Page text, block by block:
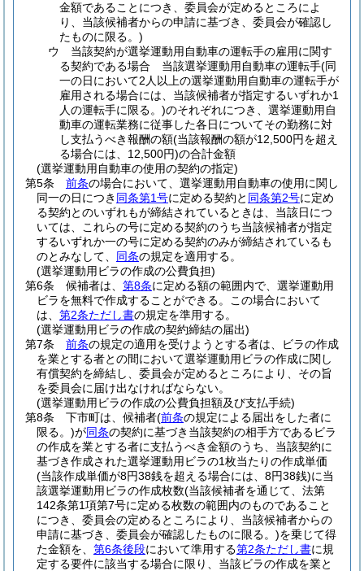
金額であることにつき、委員会が定めるところによ
り、当該候補者からの申請に基づき、委員会が確認し
たものに限る。)
ウ
当該契約が選挙運動用自動車の運転手の雇用に関す
る契約である場合 当該選挙運動用自動車の運転手(同
一の日において2人以上の選挙運動用自動車の運転手が
雇用される場合には、当該候補者が指定するいずれか1
人の運転手に限る。)のそれぞれにつき、選挙運動用自
動車の運転業務に従事した各日についてその勤務に対
し支払うべき報酬の額(当該報酬の額が12,500円を超え
る場合には、12,500円)の合計金額
(選挙運動用自動車の使用の契約の指定)
第5条
前条の場合において、選挙運動用自動車の使用に関し
同一の日につき 同条第1号に定める契約と 同条第2号に定め
る契約とのいずれもが締結されているときは、当該日につ
いては、これらの号に定める契約のうち当該候補者が指定
するいずれか一の号に定める契約のみが締結されているも
のとみなして、 同条の規定を適用する。
(選挙運動用ビラの作成の公費負担)
第6条
候補者は、 第8条に定める額の範囲内で、選挙運動用
ビラを無料で作成することができる。
この場合において
は、 第2条ただし書の規定を準用する。
(選挙運動用ビラの作成の契約締結の届出)
第7条
前条の規定の適用を受けようとする者は、ビラの作成
を業とする者との間において選挙運動用ビラの作成に関し
有償契約を締結し、委員会が定めるところにより、その旨
を委員会に届け出なければならない。
(選挙運動用ビラの作成の公費負担額及び支払手続)
第8条
下市町は、候補者(前条の規定による届出をした者に
限る。)が同条の契約に基づき当該契約の相手方であるビラ
の作成を業とする者に支払うべき金額のうち、当該契約に
基づき作成された選挙運動用ビラの1枚当たりの作成単価
(当該作成単価が8円38銭を超える場合には、8円38銭)に当
該選挙運動用ビラの作成枚数(当該候補者を通じて、法第
142条第1項第7号に定める枚数の範囲内のものであること
につき、委員会の定めるところにより、当該候補者からの
申請に基づき、委員会が確認したものに限る。)を乗じて得
た金額を、 第6条後段において準用する第2条ただし書に規
定する要件に該当する場合に限り、当該ビラの作成を業と